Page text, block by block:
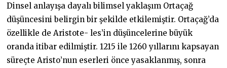
Dinsel anlayışa dayalı bilimsel yaklaşım Ortaçağ
düşüncesini belirgin bir şekilde etkilemiştir. Ortaçağ’da
özellikle de Aristote- les’in düşüncelerine büyük
oranda itibar edilmiştir. 1215 ile 1260 yıllarını kapsayan
süreçte Aristo’nun eserleri önce yasaklanmış, sonra